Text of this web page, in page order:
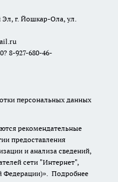
Эл, г. Йошкар-Ола, ул.
8-927-680-46-
персональных данных
рекомендательные
предоставления
и анализа сведений,
сети "Интернет",
Федерации)». Подробнее